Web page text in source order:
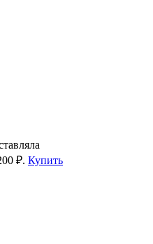
₽. Купить